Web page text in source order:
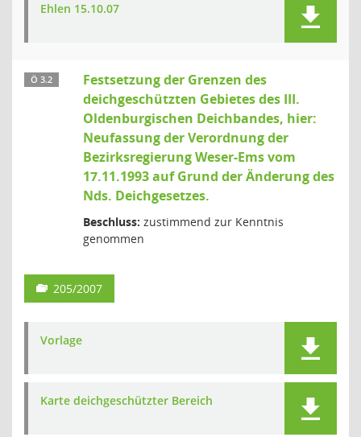
Ehlen 15.10.07
Ö 3.2
Festsetzung der Grenzen des
deichgeschützten Gebietes des III.
Oldenburgischen Deichbandes, hier:
Neufassung der Verordnung der
Bezirksregierung Weser-Ems vom
17.11.1993 auf Grund der Änderung des
Nds. Deichgesetzes.
Beschluss: zustimmend zur Kenntnis
genommen
205/2007
Vorlage
Karte deichgeschützter Bereich